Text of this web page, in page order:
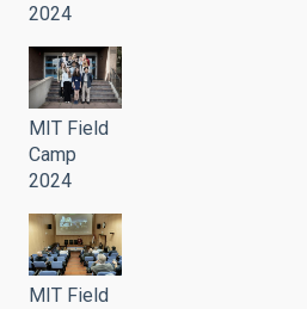
2024
MIT Field
Camp
2024
MIT Field